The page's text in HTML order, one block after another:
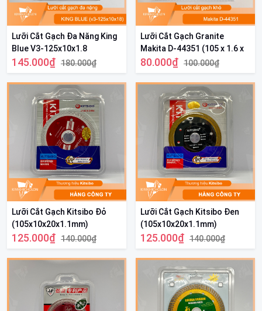
Lưỡi Cắt Gạch Đa Năng King
Blue V3-125x10x1.8
145.000₫ 180.000₫
Lưỡi Cắt Gạch Granite
Makita D-44351 (105 x 1.6 x
20mm) - Chính Hãng
80.000₫ 100.000₫
Lưỡi Cắt Gạch Kitsibo Đỏ
(105x10x20x1.1mm)
125.000₫ 140.000₫
Lưỡi Cắt Gạch Kitsibo Đen
(105x10x20x1.1mm)
125.000₫ 140.000₫